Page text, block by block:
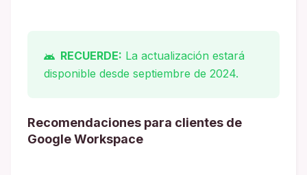
RECUERDE: La actualización estará
disponible desde septiembre de 2024.
Recomendaciones para clientes de
Google Workspace